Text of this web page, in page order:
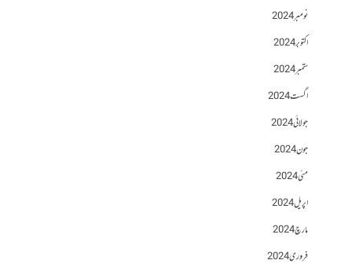
نومبر 2024
اکتوبر 2024
ستمبر 2024
اگست 2024
جولائی 2024
جون 2024
مئی 2024
اپریل 2024
مارچ 2024
فروری 2024